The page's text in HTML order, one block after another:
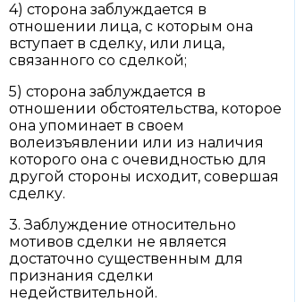
4) сторона заблуждается в
отношении лица, с которым она
вступает в сделку, или лица,
связанного со сделкой;
5) сторона заблуждается в
отношении обстоятельства, которое
она упоминает в своем
волеизъявлении или из наличия
которого она с очевидностью для
другой стороны исходит, совершая
сделку.
3. Заблуждение относительно
мотивов сделки не является
достаточно существенным для
признания сделки
недействительной.